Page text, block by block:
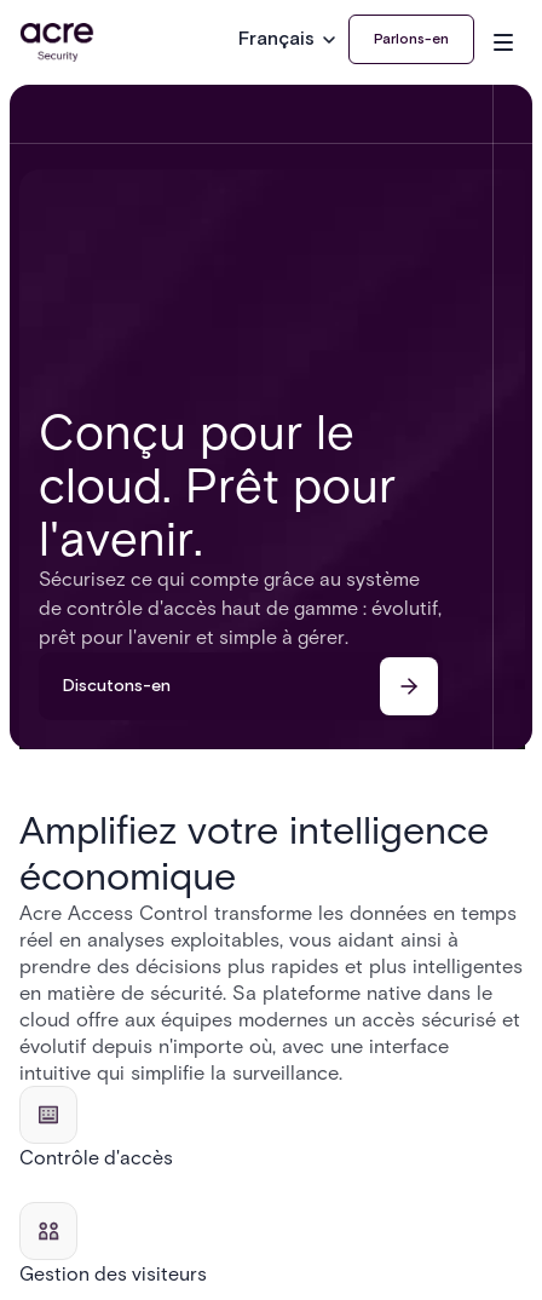
Français Parlons-en
Conçu pour le
cloud. Prêt pour
l'avenir.
Sécurisez ce qui compte grâce au système
de contrôle d'accès haut de gamme : évolutif,
prêt pour l'avenir et simple à gérer.
Discutons-en
Amplifiez votre intelligence
économique
Acre Access Control transforme les données en temps
réel en analyses exploitables, vous aidant ainsi à
prendre des décisions plus rapides et plus intelligentes
en matière de sécurité. Sa plateforme native dans le
cloud offre aux équipes modernes un accès sécurisé et
évolutif depuis n'importe où, avec une interface
intuitive qui simplifie la surveillance.
Contrôle d'accès
Gestion des visiteurs